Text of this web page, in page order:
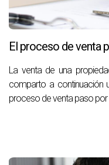
El proceso de venta
La venta de una
comparto a continuación
proceso de venta paso